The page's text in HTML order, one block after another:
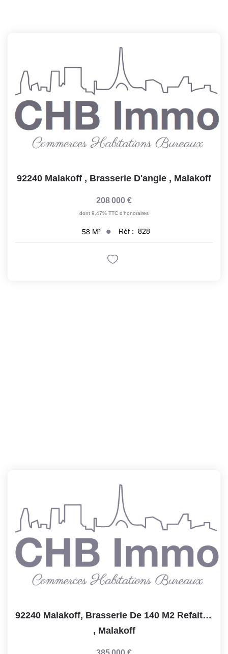
92240 Malakoff , Brasserie D'angle , Malakoff
208 000 €
dont 9,47% TTC d'honoraires
58 M² Réf : 828
92240 Malakoff, Brasserie De 140 M2 Refait Neuf , Licence4...
, Malakoff